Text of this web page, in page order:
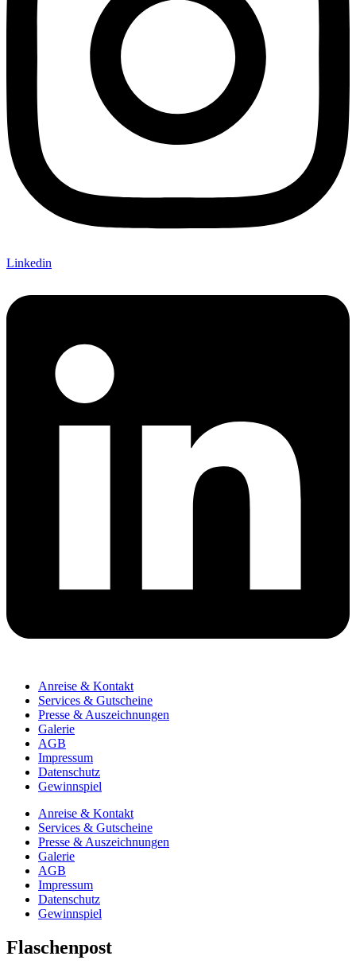
Linkedin
Anreise & Kontakt
Services & Gutscheine
Presse & Auszeichnungen
Galerie
AGB
Impressum
Datenschutz
Gewinnspiel
Anreise & Kontakt
Services & Gutscheine
Presse & Auszeichnungen
Galerie
AGB
Impressum
Datenschutz
Gewinnspiel
Flaschenpost